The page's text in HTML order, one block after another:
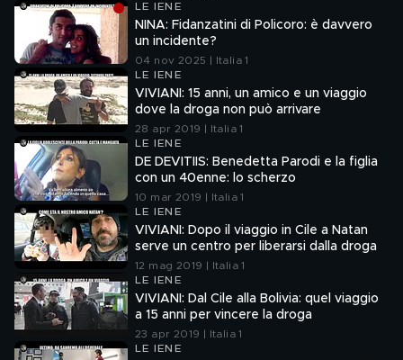
LE IENE
NINA: Fidanzatini di Policoro: è davvero
un incidente?
04 nov 2025 | Italia 1
LE IENE
VIVIANI: 15 anni, un amico e un viaggio
dove la droga non può arrivare
28 apr 2019 | Italia 1
LE IENE
DE DEVITIIS: Benedetta Parodi e la figlia
con un 40enne: lo scherzo
10 mar 2019 | Italia 1
LE IENE
VIVIANI: Dopo il viaggio in Cile a Natan
serve un centro per liberarsi dalla droga
12 mag 2019 | Italia 1
LE IENE
VIVIANI: Dal Cile alla Bolivia: quel viaggio
a 15 anni per vincere la droga
23 apr 2019 | Italia 1
LE IENE